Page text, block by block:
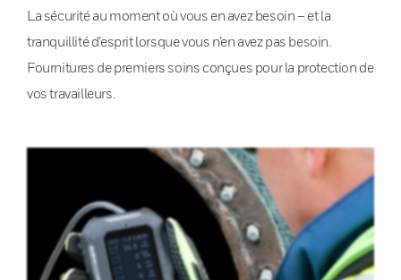
La sécurité au moment où vous en avez besoin – et la
tranquillité d’esprit lorsque vous n’en avez pas besoin.
Fournitures de premiers soins conçues pour la protection de
vos travailleurs.